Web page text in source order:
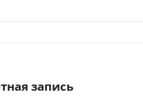
запись